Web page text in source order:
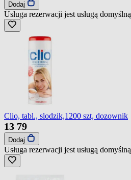
Dodaj
Usługa rezerwacji jest usługą domyślną
Clio, tabl., slodzik,1200 szt, dozownik
13 79
Dodaj
Usługa rezerwacji jest usługą domyślną